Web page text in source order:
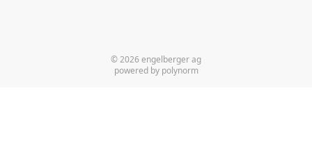
© 2026 engelberger ag
powered by polynorm